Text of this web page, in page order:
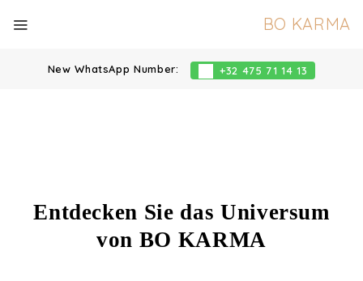
New WhatsApp Number: +32 475 71 14 13
BO KARMA
Entdecken Sie das Universum
von BO KARMA